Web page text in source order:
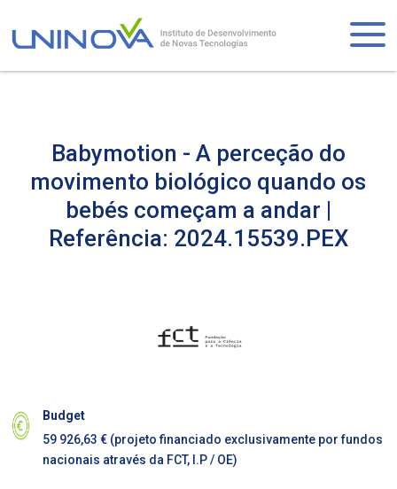
content
Babymotion - A perceção do
movimento biológico quando os
bebés começam a andar |
Referência: 2024.15539.PEX
Budget
59 926,63 € (projeto financiado exclusivamente por fundos
nacionais através da FCT, I.P / OE)